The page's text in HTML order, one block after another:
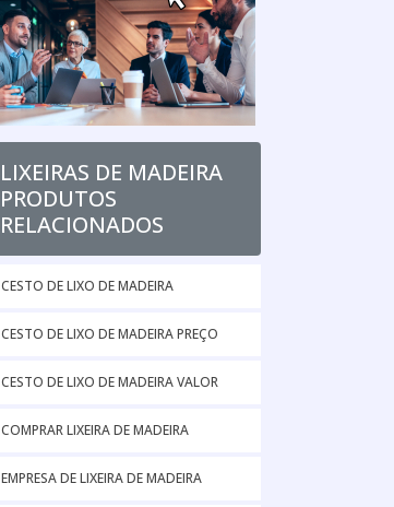
LIXEIRAS DE MADEIRA
PRODUTOS
RELACIONADOS
CESTO DE LIXO DE MADEIRA
CESTO DE LIXO DE MADEIRA PREÇO
CESTO DE LIXO DE MADEIRA VALOR
COMPRAR LIXEIRA DE MADEIRA
EMPRESA DE LIXEIRA DE MADEIRA